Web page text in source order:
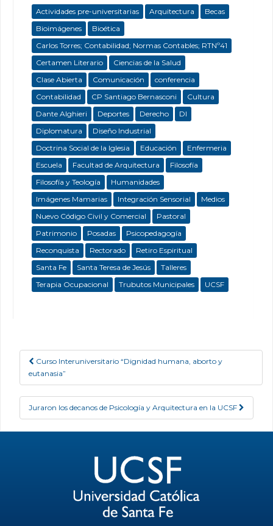
Actividades pre-universitarias Arquitectura
Becas
Bioimágenes
Bioética
Carlos Torres; Contabilidad; Normas Contables; RTNº41
Certamen Literario
Ciencias de la Salud
Clase Abierta
Comunicación
conferencia
Contabilidad
CP Santiago Bernasconi
Cultura
Dante Alghieri
Deportes Derecho
DI
Diplomatura
Diseño Industrial
Doctrina Social de la Iglesia
Educación
Enfermeria
Escuela
Facultad de Arquitectura
Filosofía
Filosofía y Teología
Humanidades
Imágenes Mamarias
Integración Sensorial
Medios
Nuevo Código Civil y Comercial
Pastoral
Patrimonio
Posadas
Psicopedagogía
Reconquista
Rectorado
Retiro Espiritual
Santa Fe
Santa Teresa de Jesús
Talleres
Terapia Ocupacional
Trubutos Municipales UCSF
Post navigation
Curso Interuniversitario “Dignidad humana, aborto y
eutanasia”
Juraron los decanos de Psicología y Arquitectura en la UCSF